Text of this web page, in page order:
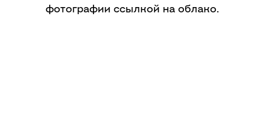
фотографии ссылкой на облако.